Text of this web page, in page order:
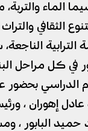
الماء
الثقافي
الترابية
في كل مراحل
الدراسي بحضور
إهوران ،
حميد البابور ،